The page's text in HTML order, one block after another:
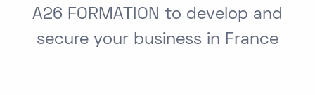
A26 FORMATION to develop and
secure your business in France